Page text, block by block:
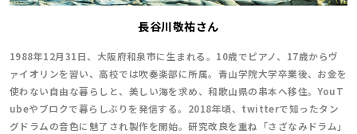
長谷川敬祐さん
1988年12月31日、大阪府和泉市に生まれる。10歳でピアノ、17歳からヴ
ァイオリンを習い、高校では吹奏楽部に所属。青山学院大学卒業後、お金を
使わない自由な暮らしと、美しい海を求め、和歌山県の串本へ移住。YouT
ubeやブロクで暮らしぶりを発信する。2018年頃、twitterで知ったタン
グドラムの音色に魅了され製作を開始。研究改良を重ね「さざなみドラム」